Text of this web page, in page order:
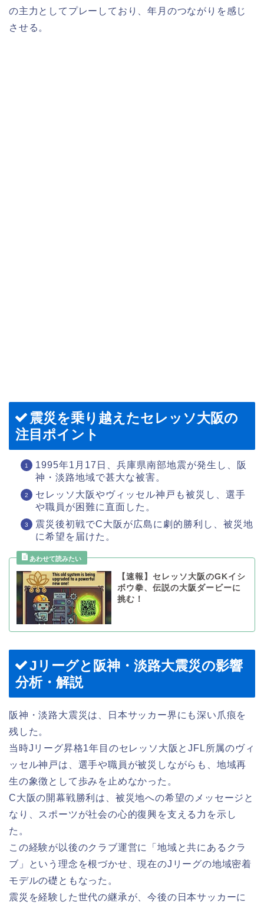
の主力としてプレーしており、年月のつながりを感じ
させる。
震災を乗り越えたセレッソ大阪の
注目ポイント
1995年1月17日、兵庫県南部地震が発生し、阪
神・淡路地域で甚大な被害。
セレッソ大阪やヴィッセル神戸も被災し、選手
や職員が困難に直面した。
震災後初戦でC大阪が広島に劇的勝利し、被災地
に希望を届けた。
【速報】セレッソ大阪のGKイシ
ボウ拳、伝説の大阪ダービーに
挑む！
Jリーグと阪神・淡路大震災の影響
分析・解説
阪神・淡路大震災は、日本サッカー界にも深い爪痕を
残した。
当時Jリーグ昇格1年目のセレッソ大阪とJFL所属のヴィ
ッセル神戸は、選手や職員が被災しながらも、地域再
生の象徴として歩みを止めなかった。
C大阪の開幕戦勝利は、被災地への希望のメッセージと
なり、スポーツが社会の心的復興を支える力を示し
た。
この経験が以後のクラブ運営に「地域と共にあるクラ
ブ」という理念を根づかせ、現在のJリーグの地域密着
モデルの礎ともなった。
震災を経験した世代の継承が、今後の日本サッカーに